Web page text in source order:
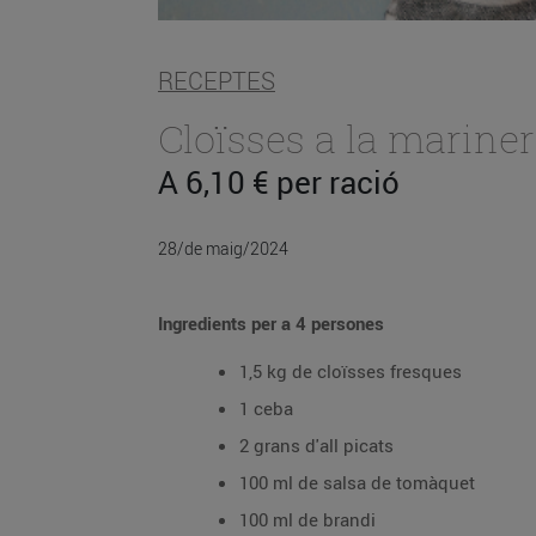
RECEPTES
Cloïsses a la
A 6,10 € per ració
28/de maig/2024
Ingredients per a 4 persones
1,5 kg de cloïsses fresques
1 ceba
2 grans d'all picats
100 ml de salsa de tomàquet
100 ml de brandi